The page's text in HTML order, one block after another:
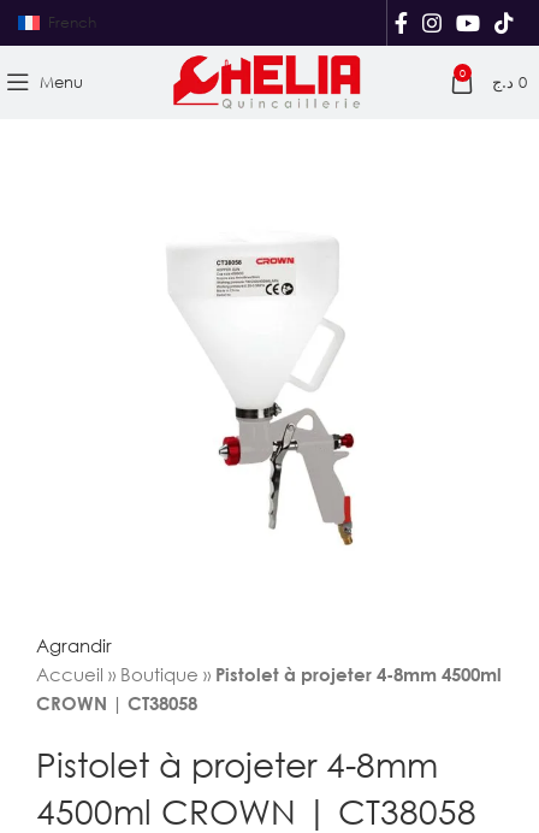
French
Menu 0 0 د.ج
Agrandir
Accueil » Boutique » Pistolet à projeter 4-8mm 4500ml
CROWN | CT38058
Pistolet à projeter 4-8mm
4500ml CROWN | CT38058